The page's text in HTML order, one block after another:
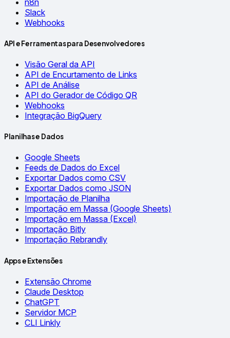
Slack
Webhooks
API e Ferramentas para Desenvolvedores
Visão Geral da API
API de Encurtamento de Links
API de Análise
API do Gerador de Código QR
Webhooks
Integração BigQuery
Planilhas e Dados
Google Sheets
Feeds de Dados do Excel
Exportar Dados como CSV
Exportar Dados como JSON
Importação de Planilha
Importação em Massa (Google Sheets)
Importação em Massa (Excel)
Importação Bitly
Importação Rebrandly
Apps e Extensões
Extensão Chrome
Claude Desktop
ChatGPT
Servidor MCP
CLI Linkly